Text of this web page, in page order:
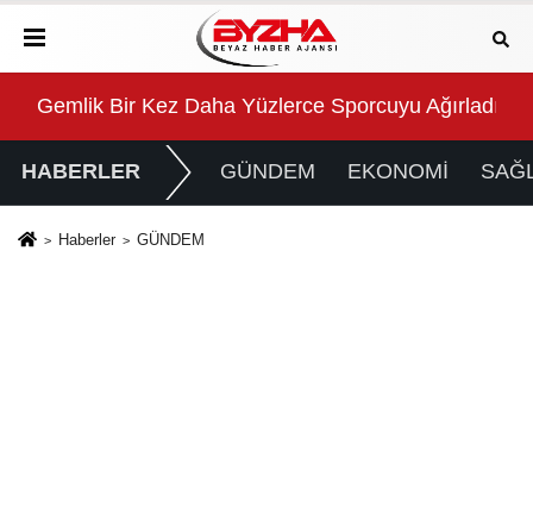
bin 610 şikayet
Gemlik Bir Kez Daha Yüzlerce Sporcuyu Ağırladı
HABERLER GÜNDEM EKONOMİ
Haberler GÜNDEM